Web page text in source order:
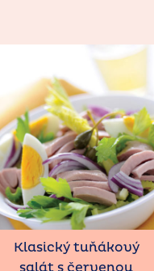
Klasický tuňákový
salát s červenou